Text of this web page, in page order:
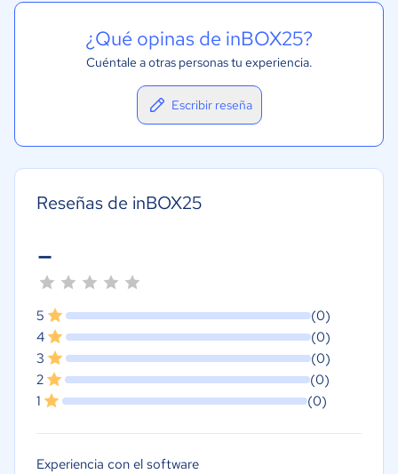
¿Qué opinas de inBOX25?
Cuéntale a otras personas tu experiencia.
Escribir reseña
Reseñas de inBOX25
-
5
(0)
4
(0)
3
(0)
2
(0)
1
(0)
Experiencia con el software